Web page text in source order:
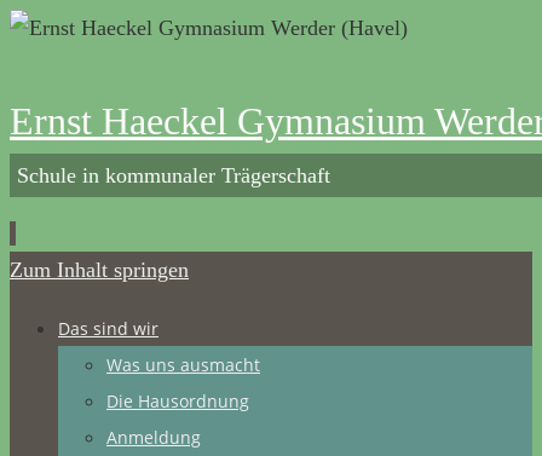
Ernst Haeckel Gymnasium
Schule in kommunaler Trägerschaft
Zum Inhalt springen
Das sind wir
Was uns ausmacht
Die Hausordnung
Anmeldung